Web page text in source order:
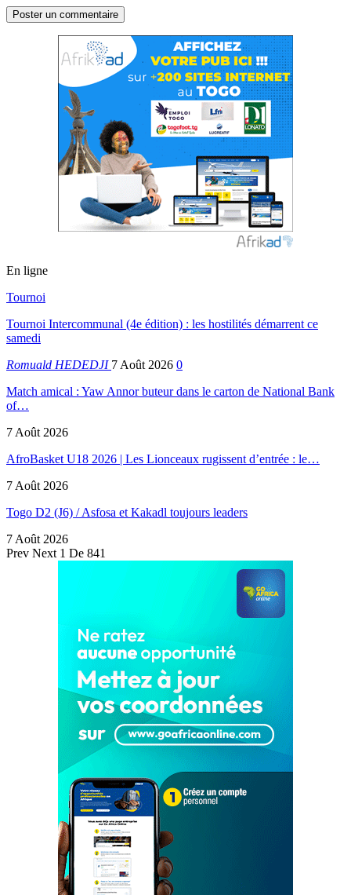
En ligne
Tournoi
Tournoi Intercommunal (4e édition) : les hostilités démarrent ce
samedi
Romuald HEDEDJI 7 Août 2026 0
Match amical : Yaw Annor buteur dans le carton de National Bank
of…
7 Août 2026
AfroBasket U18 2026 | Les Lionceaux rugissent d’entrée : le…
7 Août 2026
Togo D2 (J6) / Asfosa et Kakadl toujours leaders
7 Août 2026
Prev Next 1 De 841